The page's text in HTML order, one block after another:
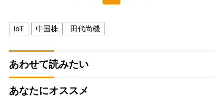
IoT 中国株 田代尚機
あわせて読みたい
あなたにオススメ